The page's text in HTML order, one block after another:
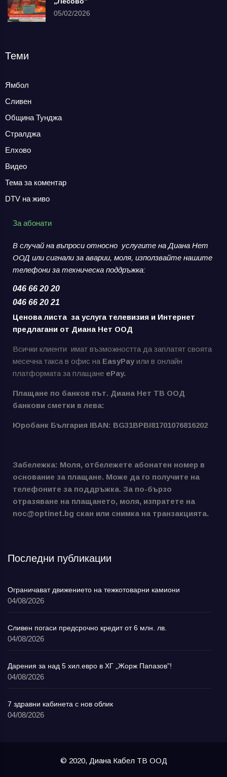
05/02/2026
Теми
Ямбол
Сливен
Община Тунджа
Стралджа
Елхово
Видео
Тема за коментар
DTV на живо
За абонати
В случай на въпроси относно услугите на Диана Нет
ООД или сигнали за аварии, моля, използвайте нашите
телефони за техническа поддръжка:
046 66 20 20
046 66 20 21
Ценова листа за услуга телевизия и Интернет
предлагани от Диана Нет ООД
Всички клиенти имат възможността да заплатят своята
месечна такса в офис на EasyPayили в онлайн
платформата за плащане ePay.
Плащане по банков път. Диана Нет ТВ ООД
банкови сметки в лева:
Юробанк България IBAN: BG31BPBI81701076816202
Забележка: Моля, отбележете абонатен номер в
основание за плащане. Може да го получите на
телефоните за поддръжка. За по-бързо
отразяване на плащането, моля, изпратете на
noc@optinet.bg скан или снимка на транзакцията.
Последни публикации
Ограничават движението на тежкотоварни камиони
04/08/2026
Сливен погаси предсрочно кредит от 6 млн. лв.
04/08/2026
Дарения за над 5 хил.евро в ХГ „Жорж Папазов”!
04/08/2026
7 здравни кабинета с нов облик
04/08/2026
© 2020, Диана Кабел ТВ ООД